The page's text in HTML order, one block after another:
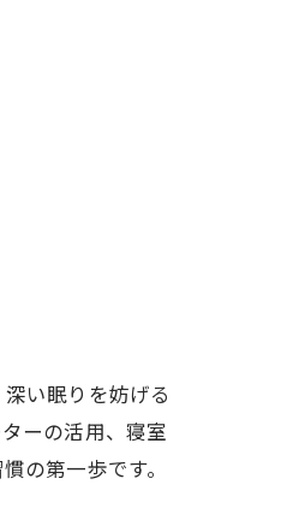
い眠りを妨げる
ーの活用、寝室
の第一歩です。